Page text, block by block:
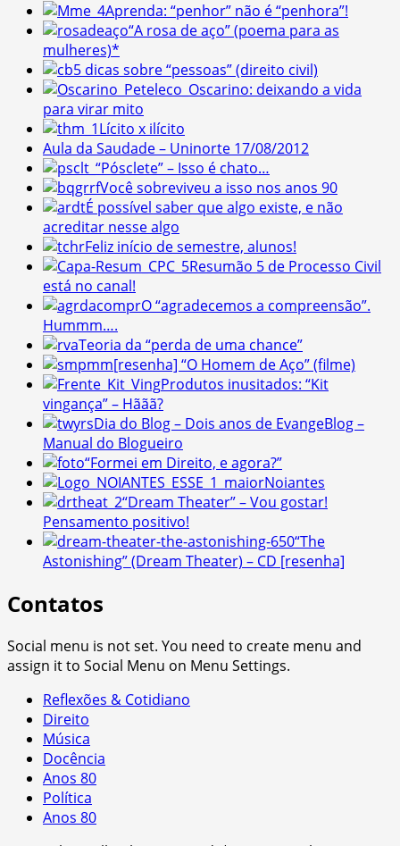
Aprenda: “penhor” não é “penhora”!
“A rosa de aço” (poema para as
mulheres)*
5 dicas sobre “pessoas” (direito civil)
Oscarino: deixando a vida
para virar mito
Lícito x ilícito
Aula da Saudade – Uninorte 17/08/2012
“Pósclete” – Isso é chato…
Você sobreviveu a isso nos anos 90
É possível saber que algo existe, e não
acreditar nesse algo
Feliz início de semestre, alunos!
Resumão 5 de Processo Civil
está no canal!
O “agradecemos a compreensão”.
Hummm….
Teoria da “perda de uma chance”
[resenha] “O Homem de Aço” (filme)
Produtos inusitados: “Kit
vingança” – Hããã?
Dia do Blog – Dois anos de EvangeBlog –
Manual do Blogueiro
“Formei em Direito, e agora?”
Noiantes
“Dream Theater” – Vou gostar!
Pensamento positivo!
“The
Astonishing” (Dream Theater) – CD [resenha]
Contatos
Social menu is not set. You need to create menu and
assign it to Social Menu on Menu Settings.
Reflexões & Cotidiano
Direito
Música
Docência
Anos 80
Política
Anos 80